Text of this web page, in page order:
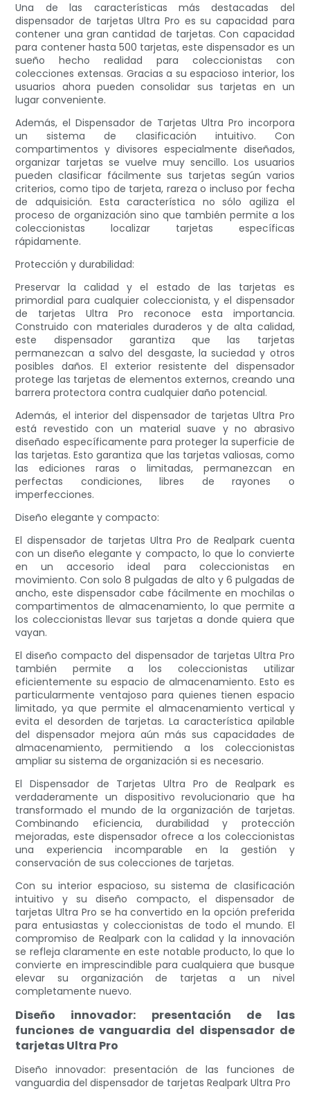
Una de las características más destacadas del
dispensador de tarjetas Ultra Pro es su capacidad para
contener una gran cantidad de tarjetas. Con capacidad
para contener hasta 500 tarjetas, este dispensador es un
sueño hecho realidad para coleccionistas con
colecciones extensas. Gracias a su espacioso interior, los
usuarios ahora pueden consolidar sus tarjetas en un
lugar conveniente.
Además, el Dispensador de Tarjetas Ultra Pro incorpora
un sistema de clasificación intuitivo. Con
compartimentos y divisores especialmente diseñados,
organizar tarjetas se vuelve muy sencillo. Los usuarios
pueden clasificar fácilmente sus tarjetas según varios
criterios, como tipo de tarjeta, rareza o incluso por fecha
de adquisición. Esta característica no sólo agiliza el
proceso de organización sino que también permite a los
coleccionistas localizar tarjetas específicas
rápidamente.
Protección y durabilidad:
Preservar la calidad y el estado de las tarjetas es
primordial para cualquier coleccionista, y el dispensador
de tarjetas Ultra Pro reconoce esta importancia.
Construido con materiales duraderos y de alta calidad,
este dispensador garantiza que las tarjetas
permanezcan a salvo del desgaste, la suciedad y otros
posibles daños. El exterior resistente del dispensador
protege las tarjetas de elementos externos, creando una
barrera protectora contra cualquier daño potencial.
Además, el interior del dispensador de tarjetas Ultra Pro
está revestido con un material suave y no abrasivo
diseñado específicamente para proteger la superficie de
las tarjetas. Esto garantiza que las tarjetas valiosas, como
las ediciones raras o limitadas, permanezcan en
perfectas condiciones, libres de rayones o
imperfecciones.
Diseño elegante y compacto:
El dispensador de tarjetas Ultra Pro de Realpark cuenta
con un diseño elegante y compacto, lo que lo convierte
en un accesorio ideal para coleccionistas en
movimiento. Con solo 8 pulgadas de alto y 6 pulgadas de
ancho, este dispensador cabe fácilmente en mochilas o
compartimentos de almacenamiento, lo que permite a
los coleccionistas llevar sus tarjetas a donde quiera que
vayan.
El diseño compacto del dispensador de tarjetas Ultra Pro
también permite a los coleccionistas utilizar
eficientemente su espacio de almacenamiento. Esto es
particularmente ventajoso para quienes tienen espacio
limitado, ya que permite el almacenamiento vertical y
evita el desorden de tarjetas. La característica apilable
del dispensador mejora aún más sus capacidades de
almacenamiento, permitiendo a los coleccionistas
ampliar su sistema de organización si es necesario.
El Dispensador de Tarjetas Ultra Pro de Realpark es
verdaderamente un dispositivo revolucionario que ha
transformado el mundo de la organización de tarjetas.
Combinando eficiencia, durabilidad y protección
mejoradas, este dispensador ofrece a los coleccionistas
una experiencia incomparable en la gestión y
conservación de sus colecciones de tarjetas.
Con su interior espacioso, su sistema de clasificación
intuitivo y su diseño compacto, el dispensador de
tarjetas Ultra Pro se ha convertido en la opción preferida
para entusiastas y coleccionistas de todo el mundo. El
compromiso de Realpark con la calidad y la innovación
se refleja claramente en este notable producto, lo que lo
convierte en imprescindible para cualquiera que busque
elevar su organización de tarjetas a un nivel
completamente nuevo.
Diseño innovador: presentación de las
funciones de vanguardia del dispensador de
tarjetas Ultra Pro
Diseño innovador: presentación de las funciones de
vanguardia del dispensador de tarjetas Realpark Ultra Pro